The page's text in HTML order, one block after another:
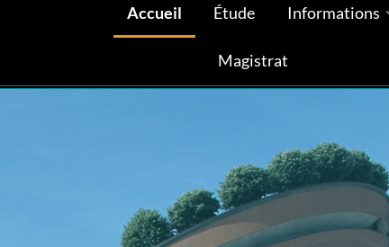
Accueil Étude Informations
Magistrat